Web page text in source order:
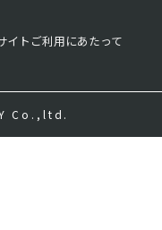
イトご利用にあたって
Co.,ltd.